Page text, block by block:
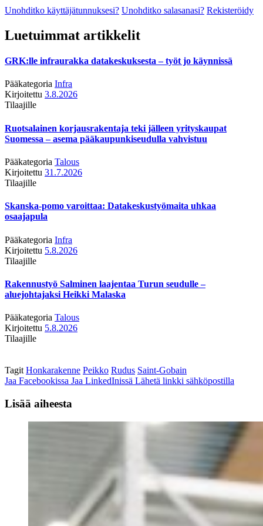
Unohditko käyttäjätunnuksesi? Unohditko salasanasi? Rekisteröidy
Luetuimmat artikkelit
GRK:lle infraurakka datakeskuksesta – työt jo käynnissä
Pääkategoria Infra
Kirjoitettu 3.8.2026
Tilaajille
Ruotsalainen korjausrakentaja teki jälleen yrityskaupat
Suomessa – asema pääkaupunkiseudulla vahvistuu
Pääkategoria Talous
Kirjoitettu 31.7.2026
Tilaajille
Skanska-pomo varoittaa: Datakeskustyömaita uhkaa
osaajapula
Pääkategoria Infra
Kirjoitettu 5.8.2026
Tilaajille
Rakennustyö Salminen laajentaa Turun seudulle –
aluejohtajaksi Heikki Malaska
Pääkategoria Talous
Kirjoitettu 5.8.2026
Tilaajille
Tagit Honkarakenne Peikko Rudus Saint-Gobain
Jaa Facebookissa Jaa LinkedInissä Lähetä linkki sähköpostilla
Lisää aiheesta